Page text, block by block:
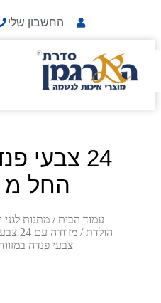
החשבון שלי
24 צבעי
החל מ 17 שח
עמוד הבית /מתנות לגני
הולדת / מזוודה עם 24 צבעי פנדה החל מ 20 שח
צבעי פנדה במזוודה